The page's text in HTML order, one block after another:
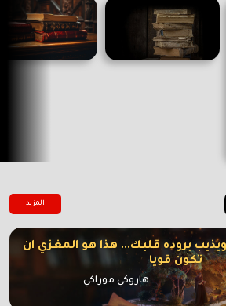
المزيد
بروده قلبك... هذا هو المغزي ان
تكون قويا
هاروكي موراكي